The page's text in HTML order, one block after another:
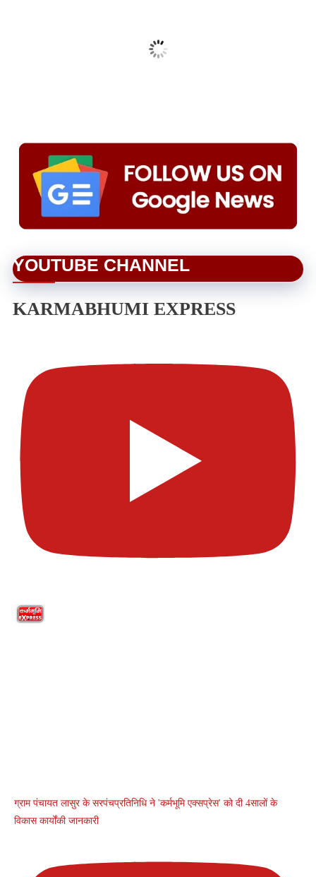
YOUTUBE CHANNEL
KARMABHUMI EXPRESS
ग्राम पंचायत लासुर के सरपंचप्रतिनिधि ने 'कर्मभूमि एक्सप्रेस' को दी 4सालों के
विकास कार्योंकी जानकारी